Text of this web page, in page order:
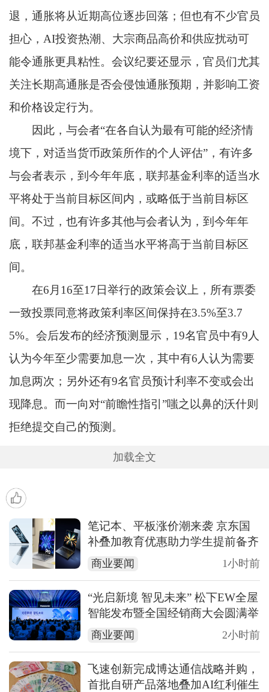
退，通胀将从近期高位逐步回落；但也有不少官员
担心，AI投资热潮、大宗商品高价和供应扰动可
能令通胀更具粘性。会议纪要还显示，官员们尤其
关注长期高通胀是否会侵蚀通胀预期，并影响工资
和价格设定行为。
因此，与会者“在各自认为最有可能的经济情
境下，对适当货币政策所作的个人评估”，有许多
与会者表示，到今年年底，联邦基金利率的适当水
平将处于当前目标区间内，或略低于当前目标区
间。不过，也有许多其他与会者认为，到今年年
底，联邦基金利率的适当水平将高于当前目标区
间。
在6月16至17日举行的政策会议上，所有票委
一致投票同意将政策利率区间保持在3.5%至3.7
5%。会后发布的经济预测显示，19名官员中有9人
认为今年至少需要加息一次，其中有6人认为需要
加息两次；另外还有9名官员预计利率不变或会出
现降息。而一向对“前瞻性指引”嗤之以鼻的沃什则
拒绝提交自己的预测。
加载全文
笔记本、平板涨价潮来袭 京东国
补叠加教育优惠助力学生提前备齐
开学装备
商业要闻 1小时前
“光启新境 智见未来” 松下EW全屋
智能发布暨全国经销商大会圆满举
行
商业要闻 2小时前
飞速创新完成博达通信战略并购，
首批自研产品落地叠加AI红利催生